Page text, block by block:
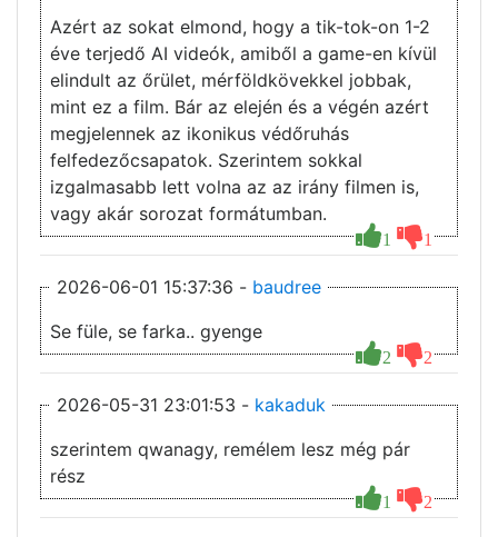
1 1
Azért az sokat elmond, hogy a tik-tok-on 1-2
éve terjedő AI videók, amiből a game-en kívül
elindult az őrület, mérföldkövekkel jobbak,
mint ez a film. Bár az elején és a végén azért
megjelennek az ikonikus védőruhás
felfedezőcsapatok. Szerintem sokkal
izgalmasabb lett volna az az irány filmen is,
vagy akár sorozat formátumban.
2026-06-01 15:37:36 - baudree
2 2
Se füle, se farka.. gyenge
2026-05-31 23:01:53 - kakaduk
1 2
szerintem qwanagy, remélem lesz még pár
rész